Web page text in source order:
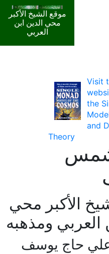
موقع الشيخ الأكبر
محي الدين ابن
العربي
Visit
the
and
Theory
الأكبر محي
العربي ومذهبه
حاج يوسف